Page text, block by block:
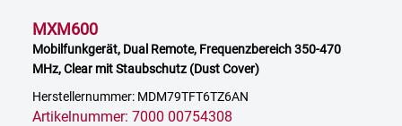
MXM600
Mobilfunkgerät, Dual Remote, Frequenzbereich 350-470
MHz, Clear mit Staubschutz (Dust Cover)
Herstellernummer: MDM79TFT6TZ6AN
Artikelnummer: 7000 00754308